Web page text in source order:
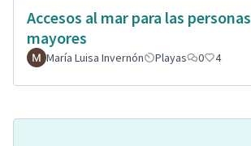
Accesos al mar para las personas
mayores
María Luisa Invernón Playas 0 4